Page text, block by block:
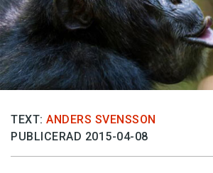
Kviss
Podden
Anmäl till språkpolisen
Annonsera
TEXT: ANDERS SVENSSON
PUBLICERAD 2015-04-08